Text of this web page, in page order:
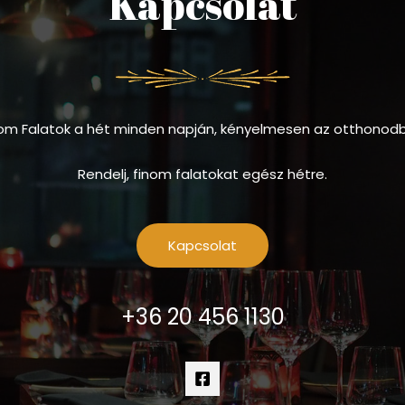
Falatok a hét minden napján, kényelmesen az
Rendelj, finom falatokat egész hétre.
Kapcsolat
+36 20 456 1130